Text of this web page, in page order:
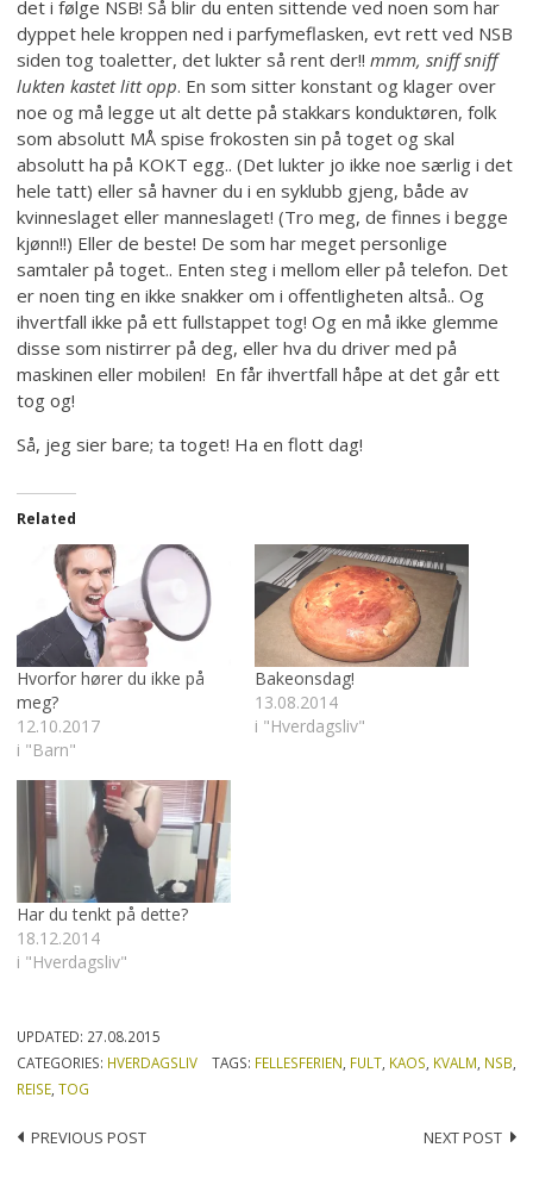
det i følge NSB! Så blir du enten sittende ved noen som har
dyppet hele kroppen ned i parfymeflasken, evt rett ved NSB
siden tog toaletter, det lukter så rent der!!mmm, sniff sniff
lukten kastet litt opp. En som sitter konstant og klager over
noe og må legge ut alt dette på stakkars konduktøren, folk
som absolutt MÅ spise frokosten sin på toget og skal
absolutt ha på KOKT egg.. (Det lukter jo ikke noe særlig i det
hele tatt) eller så havner du i en syklubb gjeng, både av
kvinneslaget eller manneslaget! (Tro meg, de finnes i begge
kjønn!!) Eller de beste! De som har meget personlige
samtaler på toget.. Enten steg i mellom eller på telefon. Det
er noen ting en ikke snakker om i offentligheten altså.. Og
ihvertfall ikke på ett fullstappet tog! Og en må ikke glemme
disse som nistirrer på deg, eller hva du driver med på
maskinen eller mobilen! En får ihvertfall håpe at det går ett
tog og!
Så, jeg sier bare; ta toget! Ha en flott dag!
Related
Hvorfor hører du ikke på
meg?
12.10.2017
i "Barn"
Bakeonsdag!
13.08.2014
i "Hverdagsliv"
Har du tenkt på dette?
18.12.2014
i "Hverdagsliv"
UPDATED: 27.08.2015
CATEGORIES: HVERDAGSLIV TAGS: FELLESFERIEN FULT, KAOS KVALM NSB
REISE ,TOG
Post
PREVIOUS POST NEXT POST